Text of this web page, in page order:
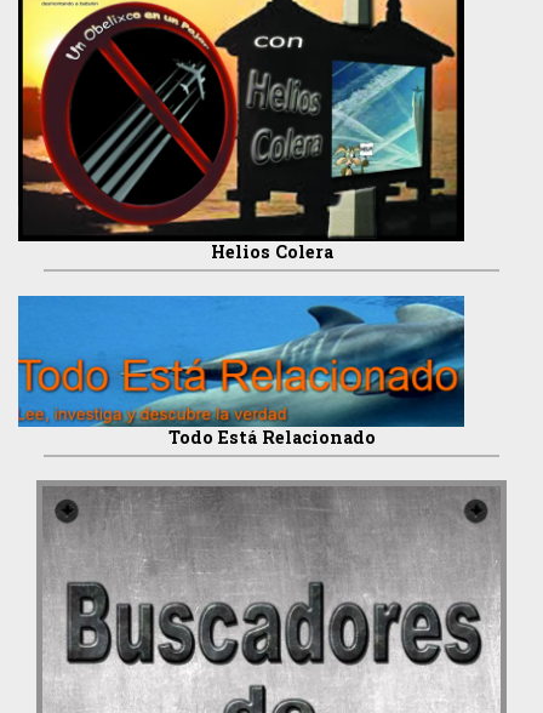
Helios Colera
Todo Está Relacionado